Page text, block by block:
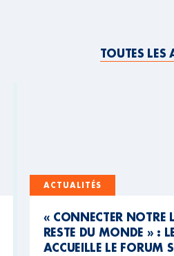
TOUTES LES
ACTUALITÉS
« CONNECTER NOTRE
RESTE DU MONDE » :
ACCUEILLE LE FORUM